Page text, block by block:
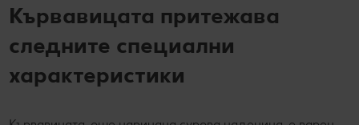
Кървавицата притежава
следните специални
характеристики